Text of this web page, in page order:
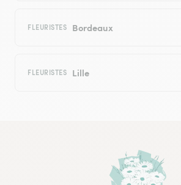
FLEURISTES Bordeaux
FLEURISTES Lille